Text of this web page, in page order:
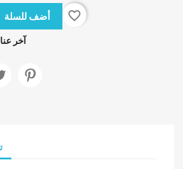
أضف للسلة
favorite_border
آخر